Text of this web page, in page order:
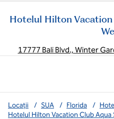
Hotelul Hilton
17777 Bali Blvd., Winter
Locații / SUA / Florida /
Hotelul Hilton Vacation Club Aqua